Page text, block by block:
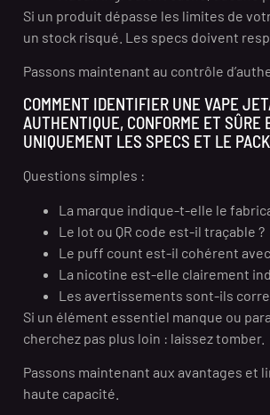
Si un produit dépasse les limites de
un stock risqué. Les specs doivent
Passons maintenant au contrôle
COMMENT IDENTIFIER UNE VAPE
AUTHENTIQUE, CONFORME ET SÛRE
UNIQUEMENT LES SPECS ET LE
Questions simples :
La marque indique-t-elle le
Le lot ou QR code est-il traçable ?
Le puff count est-il cohérent
La nicotine est-elle clairement
Les avertissements sont-ils
Si un élément essentiel manque ou
cherchez pas plus loin : laissez tomber.
Passons maintenant aux avantages et
haute capacité.